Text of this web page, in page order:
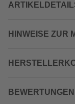
HINWEISE ZUR
BEWERTUNGEN